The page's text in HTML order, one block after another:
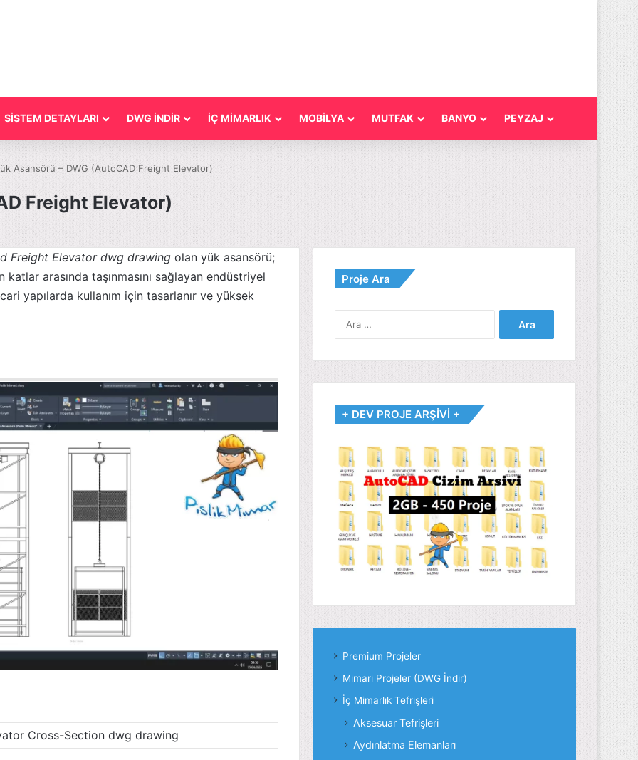
SİSTEM DETAYLARI DWG İNDİR İÇ MİMARLIK MOBİLYA MUTFAK BANYO PEYZAJ
Asansörü – DWG (AutoCAD Freight Elevator)
Freight Elevator)
Freight Elevator dwg drawing olan yük asansörü;
arasında taşınmasını sağlayan endüstriyel
yapılarda kullanım için tasarlanır ve yüksek
Cross-Section dwg drawing
Proje Ara
+ DEV PROJE ARŞİVİ +
Premium Projeler
Mimari Projeler (DWG İndir)
İç Mimarlık Tefrişleri
Aksesuar Tefrişleri
Aydınlatma Elemanları